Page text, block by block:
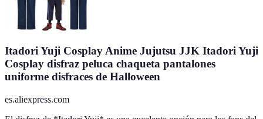
Itadori Yuji Cosplay Anime Jujutsu JJK Itadori Yuji
Cosplay disfraz peluca chaqueta pantalones
uniforme disfraces de Halloween
es.aliexpress.com